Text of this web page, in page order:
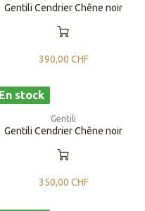
Gentili Cendrier Chêne noir
390,00 CHF
En stock
Gentili
Gentili Cendrier Chêne noir
350,00 CHF